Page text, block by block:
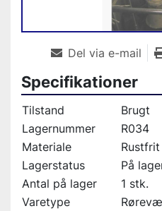
Del via e-mail
Specifikationer
Tilstand
Brugt
Lagernummer
R034
Materiale
Lagerstatus
På
Antal på lager
1 stk.
Varetype